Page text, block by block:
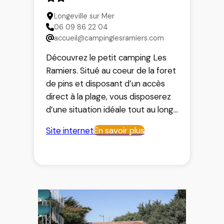
En saison (juillet et août), un
programme d’animations familiales
et gratuites vous est proposé
quotidiennement.
Accès wifi.
Longeville sur Mer
06 09 86 22 04
accueil@campinglesramiers.com
Découvrez le petit camping Les
Ramiers. Situé au coeur de la foret
de pins et disposant d’un accès
direct à la plage, vous disposerez
d’une situation idéale tout au long
de votre séjour.
Ici le calme et les tranquillité sont
Site internetEn savoir plus